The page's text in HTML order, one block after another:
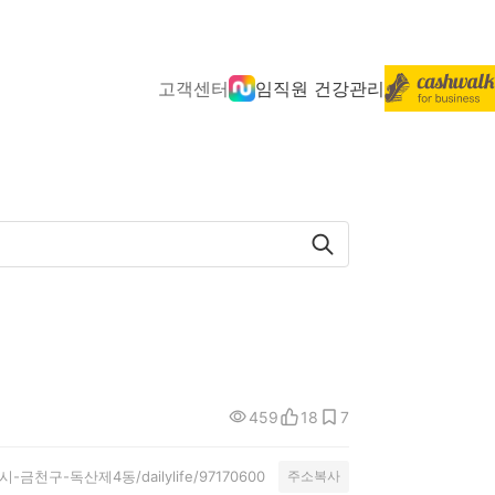
고객센터 임직원 건강관리
459 18 7
-금천구-독산제4동/dailylife/97170600 주소복사